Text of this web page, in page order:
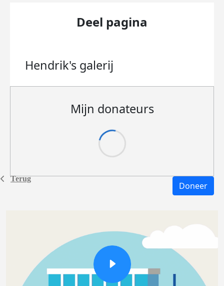
Terug
Deel pagina
Hendrik's galerij
Mijn donateurs
Doneer